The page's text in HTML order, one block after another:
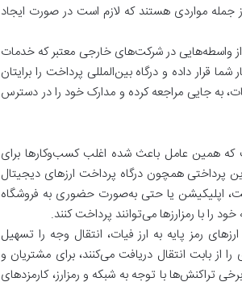
جمله مواردی هستند که لازم است در صورت ایجاد
واسطه‌هایی در شرکت‌های خارجی معتبر که خدمات
قرار داده و درگاه بین‌المللی پرداخت را برایتان
به جایی مراجعه کرده و مدارک خود را در دسترس
همین عامل باعث شده اغلب کسب‌وکارها برای
پرداختی همچون درگاه پرداخت ارزهای دیجیتال‌
اپلیکیشن یا حتی به‌صورت حضوری به فروشگاه
را با رمزارزها می‌توانند پرداخت کنند.
رمز پایه به ارز فیات، انتقال وجه را تسهیل
از بابت انتقال دریافت می‌کنند، برای مشتریان و
تراکنش‌ها با توجه ‌به شبکه و رمزارز، کارمزدهای